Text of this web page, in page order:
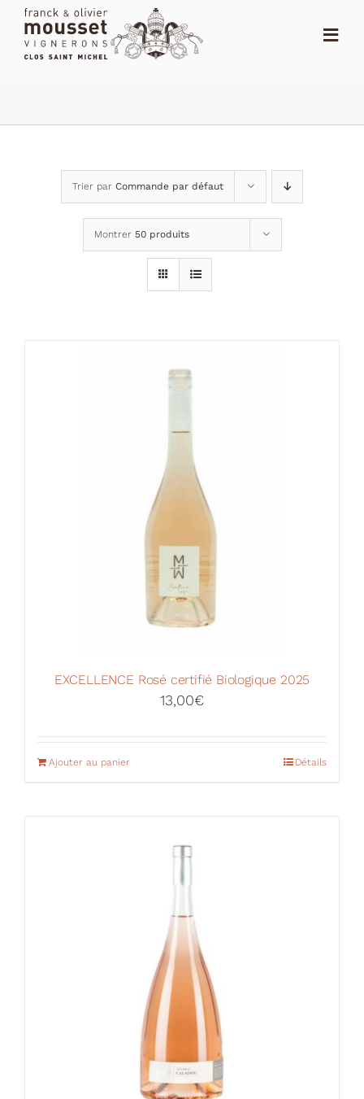
Passer
contenu
LE DOMAINE
Trier par Commande par défaut
Montrer 50 produits
EXCELLENCE Rosé certifié Biologique 2025
13,00€
Ajouter au panier Détails